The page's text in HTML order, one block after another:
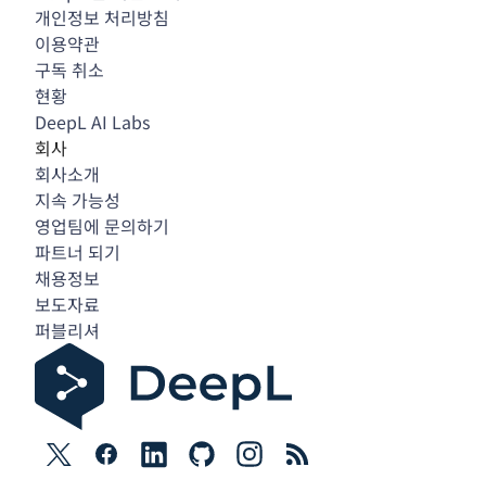
개인정보 처리방침
이용약관
구독 취소
현황
DeepL AI Labs
회사
회사소개
지속 가능성
영업팀에 문의하기
파트너 되기
채용정보
보도자료
퍼블리셔